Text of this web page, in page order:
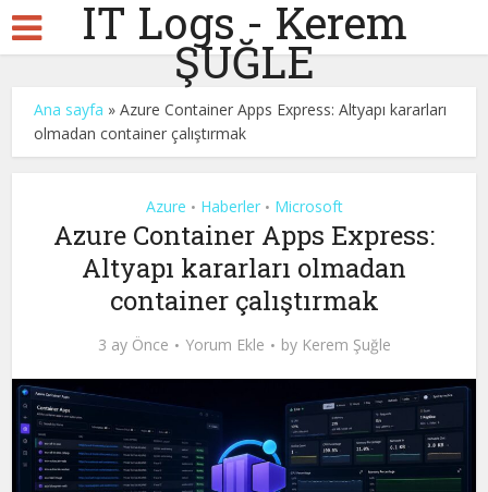
IT Logs - Kerem
ŞUĞLE
Ana sayfa »Azure Container Apps Express: Altyapı kararları
olmadan container çalıştırmak
Azure • Haberler • Microsoft
Azure Container Apps Express:
Altyapı kararları olmadan
container çalıştırmak
3 ay Önce Yorum Ekle by Kerem Şuğle